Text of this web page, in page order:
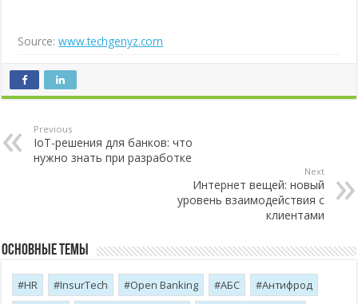
Source:www.techgenyz.com
Previous
IoT-решения для банков: что
нужно знать при разработке
Next
Интернет вещей: новый
уровень взаимодействия с
клиентами
Основные темы
HR InsurTech Open Banking АБС
Антифрод